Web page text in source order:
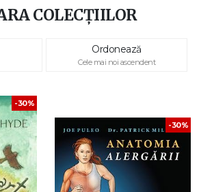
COLECȚIILOR
Ordonează
Cele mai noi ascendent
-30%
-30%